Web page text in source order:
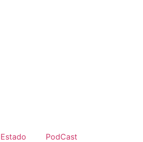
PodCast